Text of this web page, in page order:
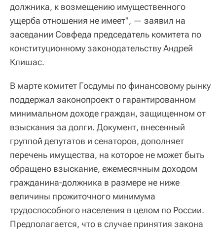
должника, к возмещению имущественного
ущерба отношения не имеет", — заявил на
заседании Совфеда председатель комитета по
конституционному законодательству Андрей
Клишас.
В марте комитет Госдумы по финансовому рынку
поддержал законопроект о гарантированном
минимальном доходе граждан, защищенном от
взыскания за долги. Документ, внесенный
группой депутатов и сенаторов, дополняет
перечень имущества, на которое не может быть
обращено взыскание, ежемесячным доходом
гражданина-должника в размере не ниже
величины прожиточного минимума
трудоспособного населения в целом по России.
Предполагается, что в случае принятия закона